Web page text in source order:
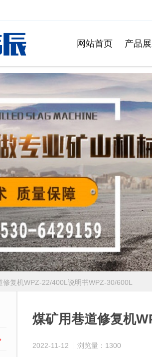
网站首页 产品
修复机WPZ-22/400L说明书WPZ-30/600L
煤矿用巷道修复机
2022-11-12 浏览量：1300